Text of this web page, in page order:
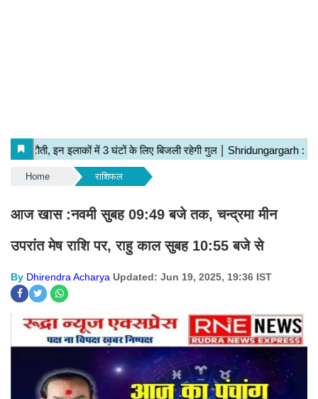
Home राशिफल
आज खास :नवमी सुबह 09:49 बजे तक, चन्द्रमा मीन
उपरांत मेष राशि पर, राहु काल सुबह 10:55 बजे से
By Dhirendra Acharya Updated: Jun 19, 2025, 19:36 IST